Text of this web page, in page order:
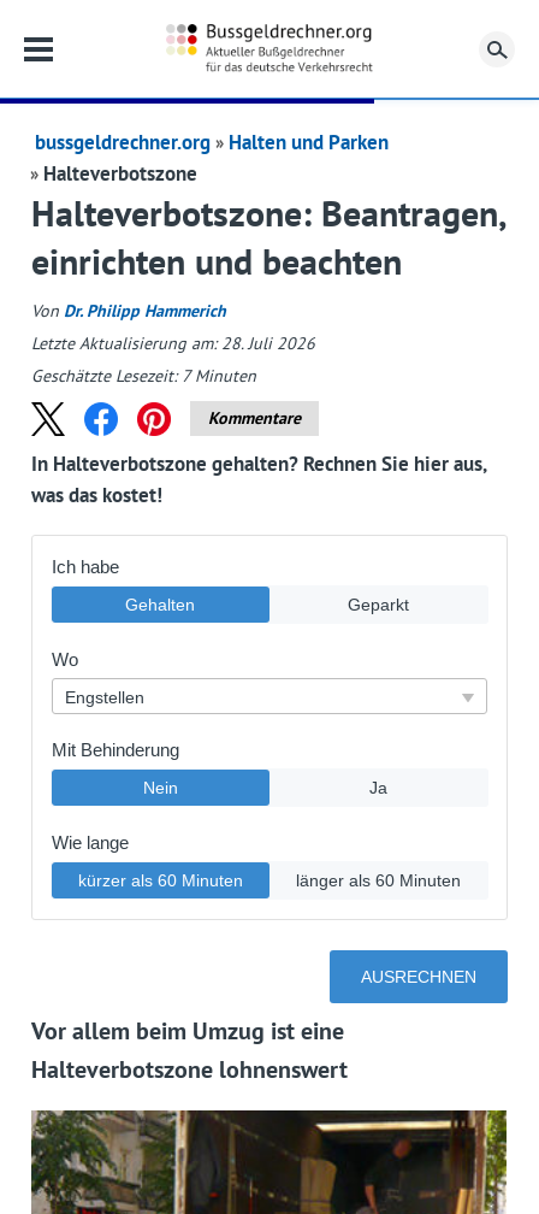
bussgeldrechner.org
Halten und Parken
Halteverbotszone
Halteverbotszone: Beantragen,
einrichten und beachten
Von Dr. Philipp Hammerich
Letzte Aktualisierung am: 28. Juli 2026
Geschätzte Lesezeit:7 Minuten
Kommentare
In Halteverbotszone gehalten? Rechnen Sie hier aus,
was das kostet!
Vor allem beim Umzug ist eine
Halteverbotszone lohnenswert